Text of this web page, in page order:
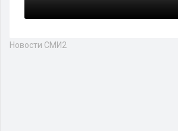
Новости СМИ2